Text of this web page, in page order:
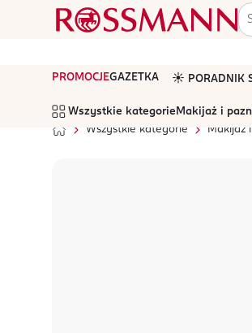
PROMOCJEGAZETKA ☀️ PORADNIK
Wszystkie kategorie Makijaż i
Wszystkie kategorie
Makijaż